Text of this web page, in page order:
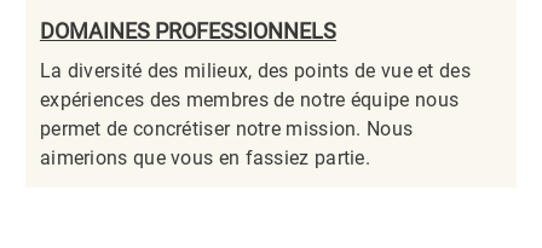
DOMAINES PROFESSIONNELS
La diversité des milieux, des points de vue et des
expériences des membres de notre équipe nous
permet de concrétiser notre mission. Nous
aimerions que vous en fassiez partie.​​​​​​​